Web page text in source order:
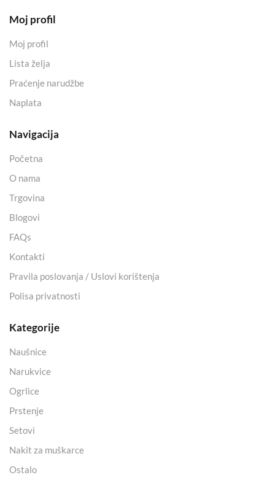
Moj profil
Moj profil
Lista želja
Praćenje narudžbe
Naplata
Navigacija
Početna
O nama
Trgovina
Blogovi
FAQs
Kontakti
Pravila poslovanja / Uslovi korištenja
Polisa privatnosti
Kategorije
Naušnice
Narukvice
Ogrlice
Prstenje
Setovi
Nakit za muškarce
Ostalo